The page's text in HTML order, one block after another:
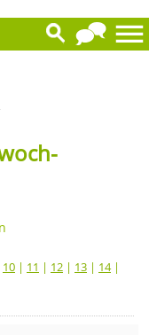
10 | 11 | 12 | 13 | 14|